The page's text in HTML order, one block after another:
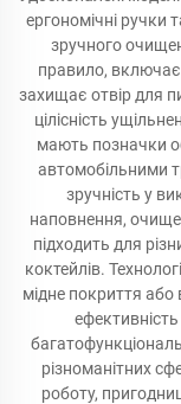
ергономічні ручки
зручного
правило,
захищає отвір для
цілісність
мають позначки
автомобільними
зручність у
наповнення,
підходить для
коктейлів.
мідне покриття або
різноманітних
роботу,